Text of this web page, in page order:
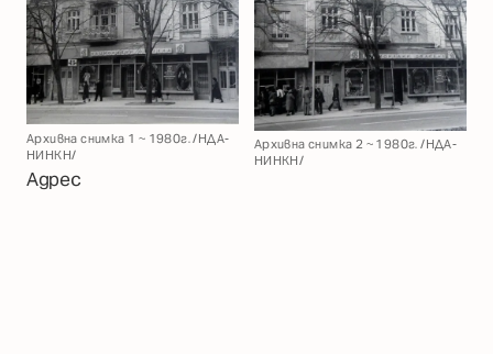
Архивна снимка 1 ~ 1980г. /НДА-
НИНКН/
Архивна снимка 2 ~ 1980г. /НДА-
НИНКН/
Адрес